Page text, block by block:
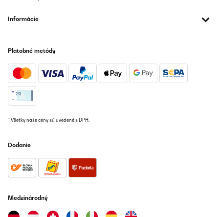
Informácie
Platobné metódy
* Všetky naše ceny sú uvedené s DPH.
Dodanie
Medzinárodný